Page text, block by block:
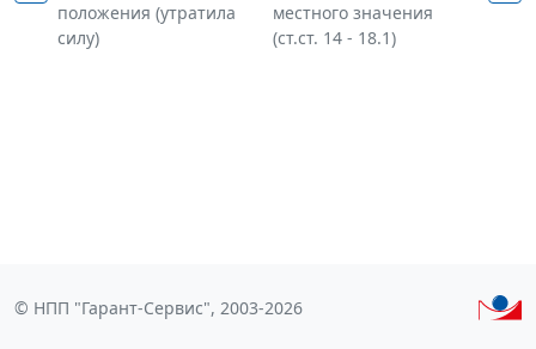
положения (утратила
силу)
местного значения
(ст.ст. 14 - 18.1)
© НПП "Гарант-Сервис", 2003-2026